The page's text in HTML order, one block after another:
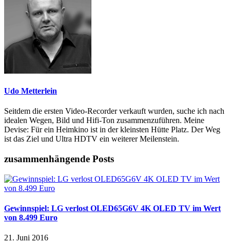
Udo Metterlein
Seitdem die ersten Video-Recorder verkauft wurden, suche ich nach
idealen Wegen, Bild und Hifi-Ton zusammenzuführen. Meine
Devise: Für ein Heimkino ist in der kleinsten Hütte Platz. Der Weg
ist das Ziel und Ultra HDTV ein weiterer Meilenstein.
zusammenhängende Posts
Gewinnspiel: LG verlost OLED65G6V 4K OLED TV im Wert
von 8.499 Euro
21. Juni 2016